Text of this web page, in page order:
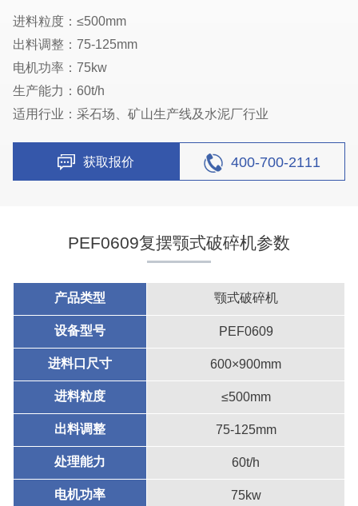
进料粒度：≤500mm
出料调整：75-125mm
电机功率：75kw
生产能力：60t/h
适用行业：采石场、矿山生产线及水泥厂行业
获取报价 400-700-2111
PEF0609复摆颚式破碎机参数
产品类型 颚式破碎机
设备型号 PEF0609
进料口尺寸 600×900mm
进料粒度 ≤500mm
出料调整 75-125mm
处理能力 60t/h
电机功率 75kw